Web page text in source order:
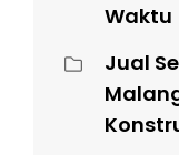
Waktu
Jual